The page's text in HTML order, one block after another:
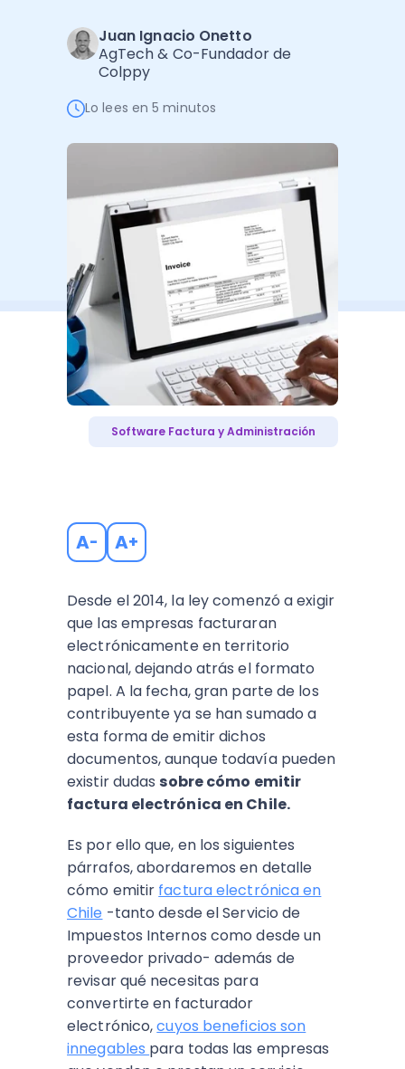
Administración Empresarial
Software Factura y Administración
Juan Ignacio Onetto
AgTech & Co-Fundador de
Colppy
Lo lees en 5 minutos
Software Factura y Administración
A- A+
Desde el 2014, la ley comenzó a exigir
que las empresas facturaran
electrónicamente en territorio
nacional, dejando atrás el formato
papel. A la fecha, gran parte de los
contribuyente ya se han sumado a
esta forma de emitir dichos
documentos, aunque todavía pueden
existir dudas sobre cómo emitir
factura electrónica en Chile.
Es por ello que, en los siguientes
párrafos, abordaremos en detalle
cómo emitir factura electrónica en
Chile -tanto desde el Servicio de
Impuestos Internos como desde un
proveedor privado- además de
revisar qué necesitas para
convertirte en facturador
electrónico,cuyos beneficios son
innegables para todas las empresas